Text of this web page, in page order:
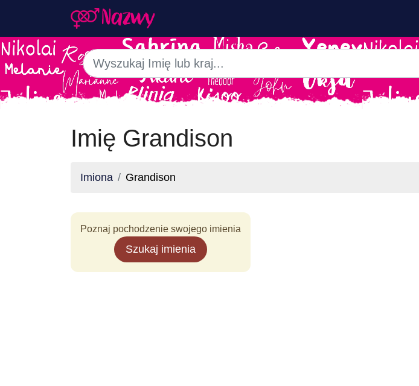
Imię Grandison
Imiona Grandison
Poznaj pochodzenie swojego imienia
Szukaj imienia